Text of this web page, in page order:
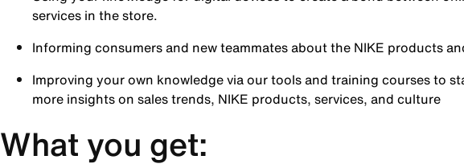
services in the store.
Informing consumers and new teammates about the NIKE products
Improving your own knowledge via our tools and training courses to
more insights on sales trends, NIKE products, services, and culture
What you get: